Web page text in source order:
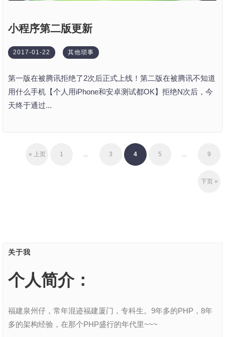
小程序第二版更新
2017-01-22 其他琐事
第一版在被腾讯拒绝了2次后正式上线！第二版在被腾讯不知道
用什么手机【个人用iPhone和安卓测试都OK】拒绝N次后，今
天终于通过...
« 上页 1 ... 3 4 5 ... 9
下页 »
关于我
个人简介：
福建泉州仔，常年混迹福建厦门，专科生。9年多的PHP，8年
多的架构经验，在那个PHP盛行的年代里~~~